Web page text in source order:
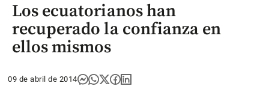
Los ecuatorianos han
recuperado la confianza en
ellos mismos
09 de abril de 2014